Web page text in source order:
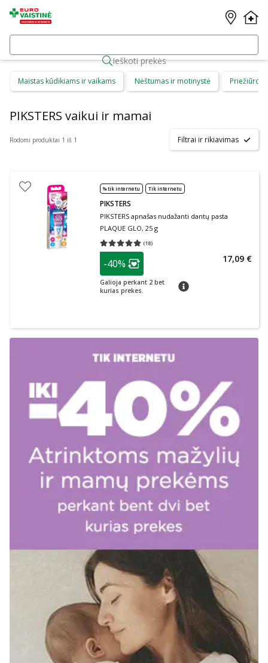
Ieškoti prekės
Maistas kūdikiams ir vaikams Nėštumas ir motinystė Priežiūros
PIKSTERS vaikui ir mamai
Rodomi produktai 1 iš 1 Filtrai ir rikiavimas
% tik internetu Tik internetu
PIKSTERS
PIKSTERS apnašas nudažanti dantų pasta
PLAQUE GLO, 25 g
(18)
Vidutinis įvertinimas 5.00
patarimas
Lojalumo klubo narių nuolaida
-40%
Galioja perkant 2 bet
kurias prekes.
patarimas
17,09 €